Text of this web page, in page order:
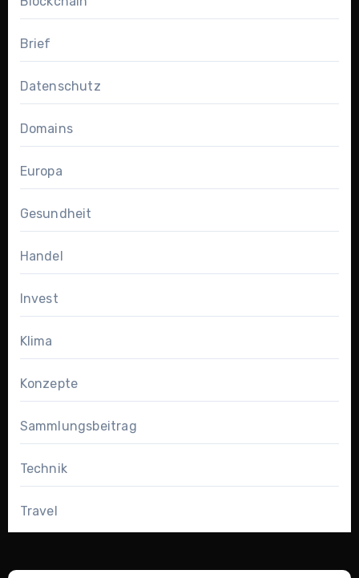
Brief
Datenschutz
Domains
Europa
Gesundheit
Handel
Invest
Klima
Konzepte
Sammlungsbeitrag
Technik
Travel